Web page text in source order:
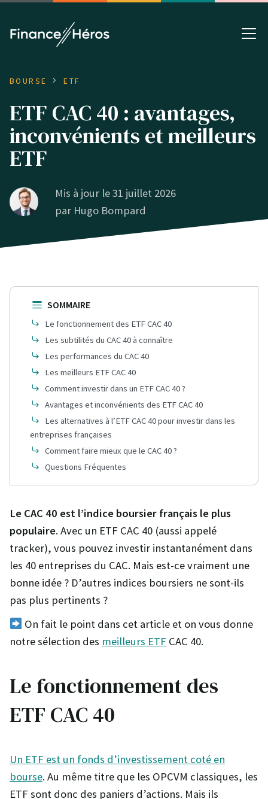
BOURSE ETF
ETF CAC 40 : avantages,
inconvénients et meilleurs
ETF
Mis à jour le 31 juillet 2026
par Hugo Bompard
SOMMAIRE
Le fonctionnement des ETF CAC 40
Les subtilités du CAC 40 à connaître
Les performances du CAC 40
Les meilleurs ETF CAC 40
Comment investir dans un ETF CAC 40 ?
Avantages et inconvénients des ETF CAC 40
Les alternatives à l’ETF CAC 40 pour investir dans les
entreprises françaises
Comment faire mieux que le CAC 40 ?
Questions Fréquentes
Le CAC 40 est l’indice boursier français le plus
populaire. Avec un ETF CAC 40 (aussi appelé
tracker), vous pouvez investir instantanément dans
les 40 entreprises du CAC. Mais est-ce vraiment une
bonne idée ? D’autres indices boursiers ne sont-ils
pas plus pertinents ?
On fait le point dans cet article et on vous donne
notre sélection des meilleurs ETF CAC 40.
Le fonctionnement des
ETF CAC 40
Un ETF est un fonds d’investissement coté en
bourse. Au même titre que les OPCVM classiques, les
ETF sont donc des paniers d’actions. Mais ils